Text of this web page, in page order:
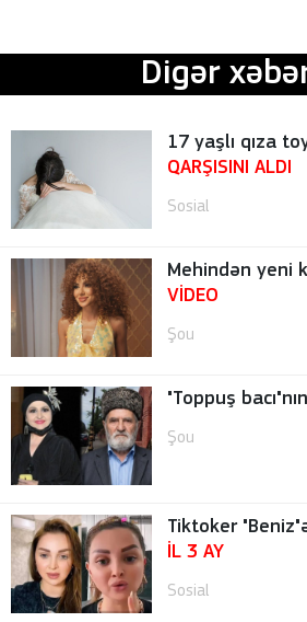
Digər
17 yaşlı qıza
QARŞISINI ALDI
Sosial
Mehindən yeni
VİDEO
Şou
"Toppuş
Şou
Tiktoker
İL 3 AY
Sosial